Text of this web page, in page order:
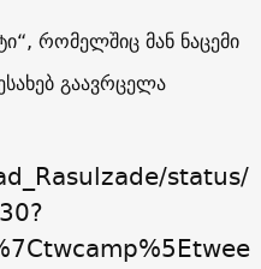
რომელშიც მან ნაცემი
გაავრცელა
status/